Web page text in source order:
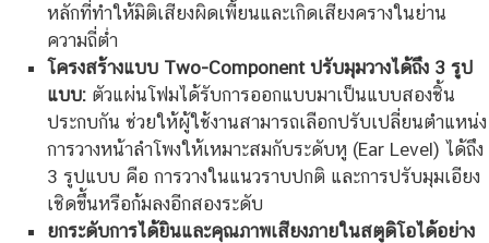
หลักที่ทำให้มิติเสียงผิดเพี้ยนและเกิดเสียงครางในย่าน
ความถี่ต่ำ
โครงสร้างแบบ Two-Component ปรับมุมวางได้ถึง 3 รูป
แบบ:ตัวแผ่นโฟมได้รับการออกแบบมาเป็นแบบสองชิ้น
ประกบกัน ช่วยให้ผู้ใช้งานสามารถเลือกปรับเปลี่ยนตำแหน่ง
การวางหน้าลำโพงให้เหมาะสมกับระดับหู (Ear Level) ได้ถึง
3 รูปแบบ คือ การวางในแนวราบปกติ และการปรับมุมเอียง
เชิดขึ้นหรือก้มลงอีกสองระดับ
ยกระดับการได้ยินและคุณภาพเสียงภายในสตูดิโอได้อย่าง